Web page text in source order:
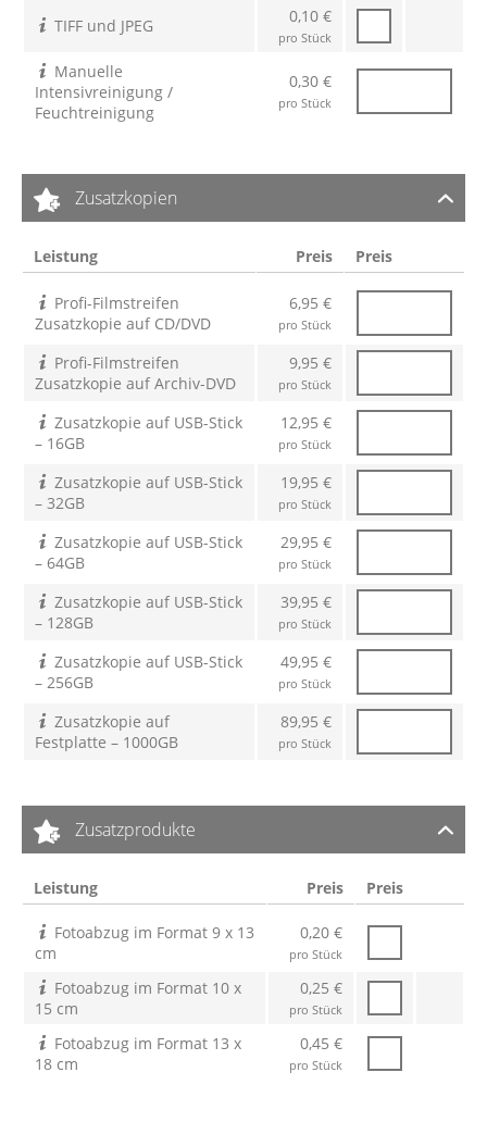
TIFF und JPEG 0,10 €
pro Stück
Manuelle
Intensivreinigung /
Feuchtreinigung
0,30 €
pro Stück
Zusatzkopien
Leistung Preis Preis
Profi-Filmstreifen
Zusatzkopie auf CD/DVD
6,95 €
pro Stück
Profi-Filmstreifen
Zusatzkopie auf Archiv-DVD
9,95 €
pro Stück
Zusatzkopie auf USB-Stick
– 16GB
12,95 €
pro Stück
Zusatzkopie auf USB-Stick
– 32GB
19,95 €
pro Stück
Zusatzkopie auf USB-Stick
– 64GB
29,95 €
pro Stück
Zusatzkopie auf USB-Stick
– 128GB
39,95 €
pro Stück
Zusatzkopie auf USB-Stick
– 256GB
49,95 €
pro Stück
Zusatzkopie auf
Festplatte – 1000GB
89,95 €
pro Stück
Zusatzprodukte
Leistung Preis Preis
Fotoabzug im Format 9 x 13
cm
0,20 €
pro Stück
Fotoabzug im Format 10 x
15 cm
0,25 €
pro Stück
Fotoabzug im Format 13 x
18 cm
0,45 €
pro Stück